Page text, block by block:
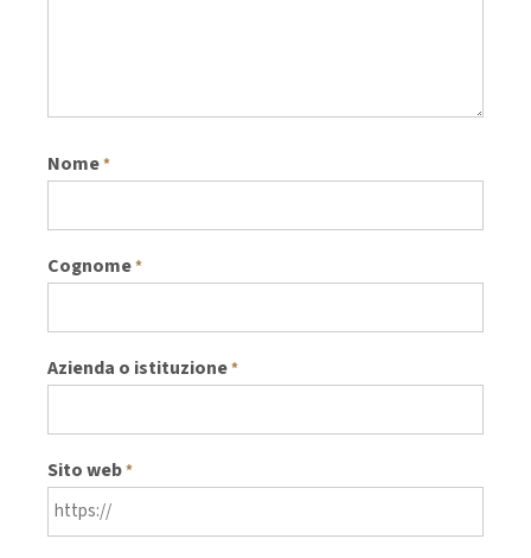
Nome*
Cognome*
Azienda o istituzione*
Sito web*